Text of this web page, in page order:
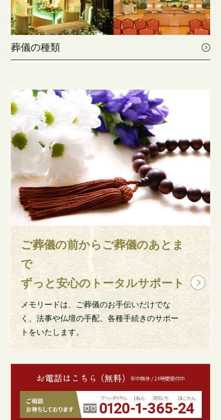
葬儀の種類
ご葬儀の前からご葬儀のあとま
で
ずっと安心のトータルサポート
メモリードは、ご葬儀のお手伝いだけでな
く、法事や仏壇の手配、各種手続きのサポー
トをいたします。